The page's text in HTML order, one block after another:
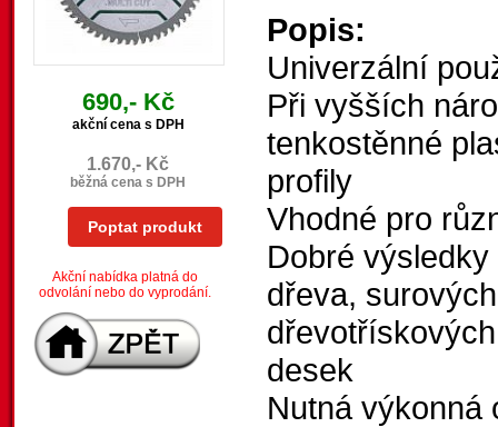
690,- Kč
akční cena s DPH
1.670,- Kč
běžná cena s DPH
Poptat produkt
Akční nabídka platná do
odvolání nebo do vyprodání.
Popis:
Univerzální
Při vyšších
tenkostěnné
profily
Vhodné pro
Dobré
dřeva,
desek
Nutná výkonná